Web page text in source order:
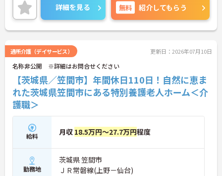
詳細を見る 無料 紹介してもらう
通所介護（デイサービス） 更新日：2026年07月10日
名称非公開 ※詳細はお問合せください
【茨城県／笠間市】年間休日110日！自然に恵ま
れた茨城県笠間市にある特別養護老人ホーム＜介
護職＞
給料 月収 18.5万円～27.7万円程度
勤務地
茨城県 笠間市
ＪＲ常磐線(上野－仙台)